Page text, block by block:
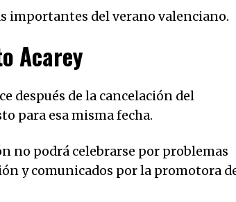
importantes del verano valenciano.
Acarey
después de la cancelación del
para esa misma fecha.
no podrá celebrarse por problemas
y comunicados por la promotora